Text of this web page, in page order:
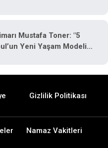
Mustafa Toner: "5
Yeni Yaşam Modeli
Gizlilik Politikası
Namaz Vakitleri